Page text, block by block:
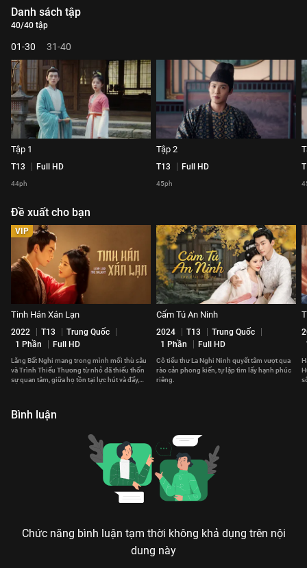
Danh sách tập
40/40 tập
01-30 31-40
Tập 1
T13 Full HD
44ph
Tập 2
T13 Full HD
45ph
Đề xuất cho bạn
VIP
Tinh Hán Xán Lạn
2022 T13
Trung Quốc
1 Phần
Full HD
Lăng Bất Nghi mang trong mình mối thù sâu
và Trình Thiếu Thương từ nhỏ đã thiếu thốn
sự quan tâm, giữa họ tồn tại lực hút và đẩy,
Cẩm Tú An Ninh
2024 T13
Trung Quốc
1 Phần
Full HD
Cô tiểu thư La Nghi Ninh quyết tâm vượt qua
rào cản phong kiến, tự lập tìm lấy hạnh phúc
riêng.
Bình luận
Chức năng bình luận tạm thời không khả dụng trên nội
dung này